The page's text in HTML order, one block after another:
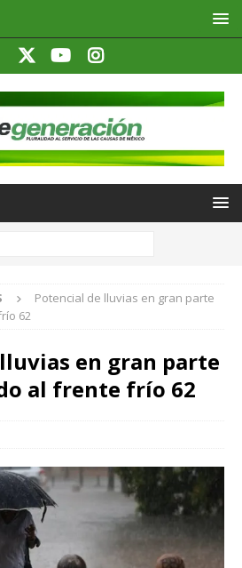
Potencial de lluvias en gran parte
62
en gran parte
al frente frío 62